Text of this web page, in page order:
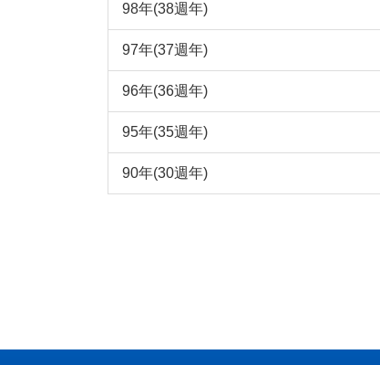
98年(38週年)
97年(37週年)
96年(36週年)
95年(35週年)
90年(30週年)